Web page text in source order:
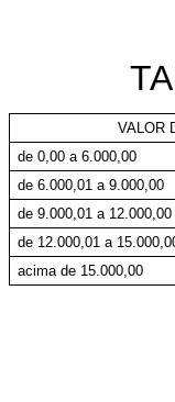
VALOR
de 0,00 a 6.000,00
de 6.000,01 a 9.000,00
de 9.000,01 a 12.000,00
de 12.000,01 a
acima de 15.000,00